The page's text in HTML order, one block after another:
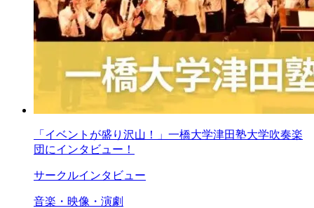
「イベントが盛り沢山！」一橋大学津田塾大学吹奏楽
団にインタビュー！
サークルインタビュー
音楽・映像・演劇